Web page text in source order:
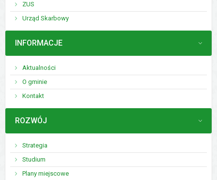
ZUS
Urząd Skarbowy
MENU
INFORMACJE
Aktualności
O gminie
Kontakt
MENU
ROZWÓJ
Strategia
Studium
Plany miejscowe